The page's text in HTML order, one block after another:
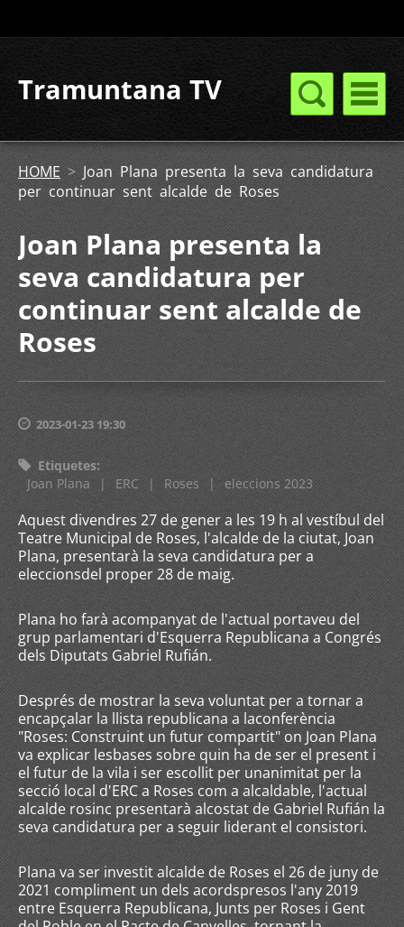
Tramuntana TV
HOME > Joan Plana presenta la seva candidatura
per continuar sent alcalde de Roses
Joan Plana presenta la
seva candidatura per
continuar sent alcalde de
Roses
2023-01-23 19:30
Etiquetes:
Joan Plana
| ERC | Roses | eleccions 2023
Aquest divendres 27 de gener a les 19 h al vestíbul del
Teatre Municipal de Roses, l'alcalde de la ciutat, Joan
Plana, presentarà la seva candidatura per a
eleccionsdel proper 28 de maig.
Plana ho farà acompanyat de l'actual portaveu del
grup parlamentari d'Esquerra Republicana a Congrés
dels Diputats Gabriel Rufián.
Després de mostrar la seva voluntat per a tornar a
encapçalar la llista republicana a laconferència
"Roses: Construint un futur compartit" on Joan Plana
va explicar lesbases sobre quin ha de ser el present i
el futur de la vila i ser escollit per unanimitat per la
secció local d'ERC a Roses com a alcaldable, l'actual
alcalde rosinc presentarà alcostat de Gabriel Rufián la
seva candidatura per a seguir liderant el consistori.
Plana va ser investit alcalde de Roses el 26 de juny de
2021 compliment un dels acordspresos l'any 2019
entre Esquerra Republicana, Junts per Roses i Gent